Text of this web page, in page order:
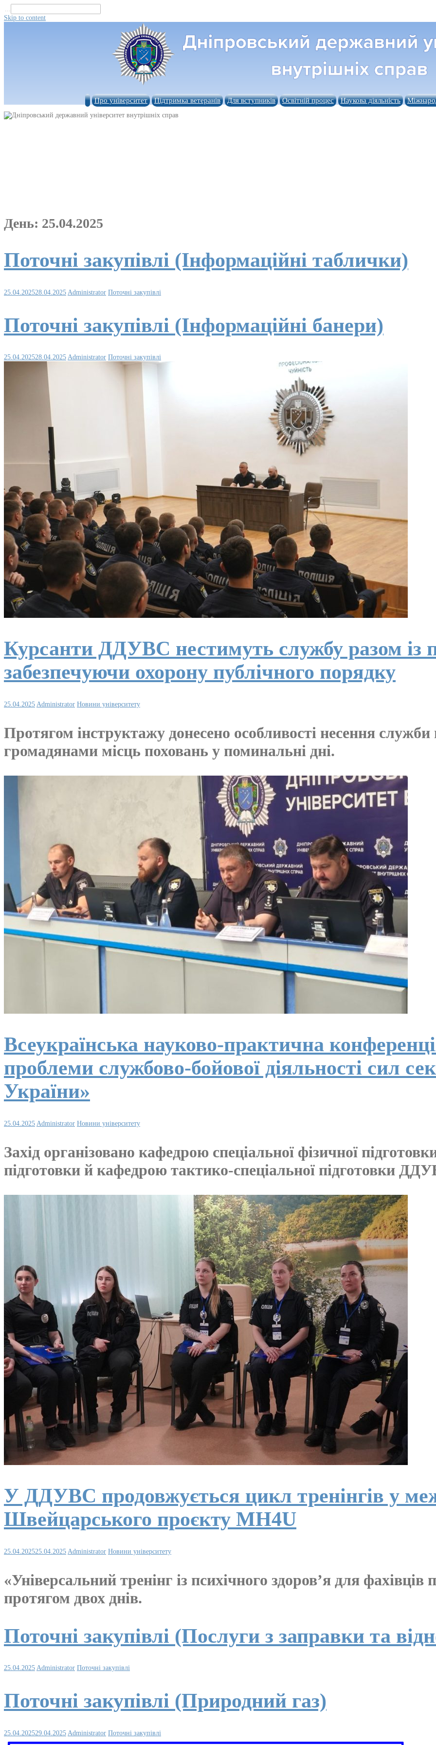
...
Skip to content
Про університет Підтримка ветеранів Для вступників Освітній процес Наукова діяльність
День: 25.04.2025
Поточні закупівлі (Інформаційні таблички)
25.04.202528.04.2025 Administrator Поточні закупівлі
Поточні закупівлі (Інформаційні банери)
25.04.202528.04.2025 Administrator Поточні закупівлі
Курсанти ДДУВС нестимуть службу разом із
забезпечуючи охорону публічного порядку
25.04.2025 Administrator Новини університету
Протягом інструктажу донесено особливості несення служби
громадянами місць поховань у поминальні дні.
Всеукраїнська науково-практична
проблеми службово-бойової діяльності сил
України»
25.04.2025 Administrator Новини університету
Захід організовано кафедрою спеціальної фізичної
підготовки й кафедрою тактико-спеціальної підготовки
У ДДУВС продовжується цикл тренінгів у
Швейцарського проєкту MH4U
25.04.202525.04.2025 Administrator Новини університету
«Універсальний тренінг із психічного здоров’я для фахівців
протягом двох днів.
Поточні закупівлі (Послуги з заправки та
25.04.2025 Administrator Поточні закупівлі
Поточні закупівлі (Природний газ)
25.04.202529.04.2025 Administrator Поточні закупівлі